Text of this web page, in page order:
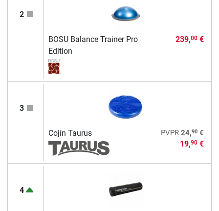
2
BOSU Balance Trainer Pro
Edition
239,00€
3
Cojín Taurus PVPR 24,90€
19,90€
4